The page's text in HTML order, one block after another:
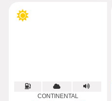
CONTINENTAL